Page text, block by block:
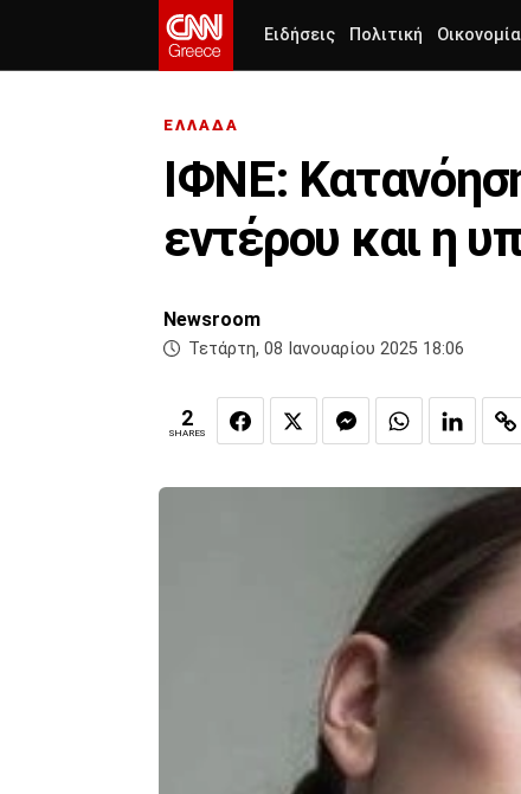
Ειδήσεις Πολιτική Οικονομία
ΕΛΛΑΔΑ
ΙΦΝΕ:
εντέρου και η
Newsroom
Τετάρτη, 08 Ιανουαρίου 2025 18:06
2
SHARES